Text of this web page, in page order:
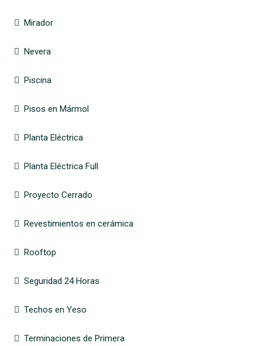
Mirador
Nevera
Piscina
Pisos en Mármol
Planta Eléctrica
Planta Eléctrica Full
Proyecto Cerrado
Revestimientos en cerámica
Rooftop
Seguridad 24 Horas
Techos en Yeso
Terminaciones de Primera